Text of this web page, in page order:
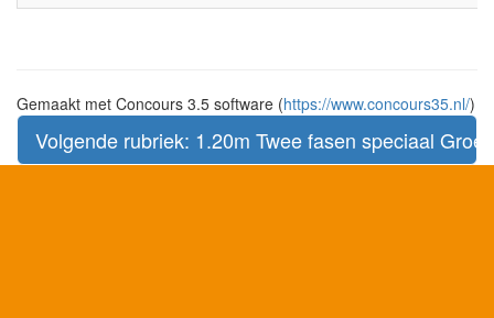
Gemaakt met Concours 3.5 software (https://www.concours35.nl/)
Volgende rubriek: 1.20m Twee fasen speciaal